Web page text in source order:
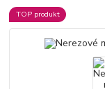
TOP produkt